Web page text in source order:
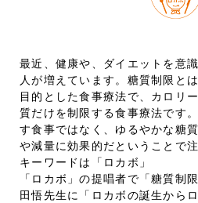
最近、健康や、ダイエットを意
人が増えています。糖質制限と
目的とした食事療法で、カロリ
質だけを制限する食事療法です
す食事ではなく、ゆるやかな糖
や減量に効果的だということで
キーワードは「ロカボ」
「ロカボ」の提唱者で「糖質制
田悟先生に「ロカボの誕生から